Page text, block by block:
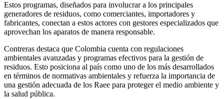
Estos programas, diseñados para involucrar a los principales
generadores de residuos, como comerciantes, importadores y
fabricantes, conectan a estos actores con gestores especializados que
aprovechan los aparatos de manera responsable.
Contreras destaca que Colombia cuenta con regulaciones
ambientales avanzadas y programas efectivos para la gestión de
residuos. Esto posiciona al país como uno de los más desarrollados
en términos de normativas ambientales y refuerza la importancia de
una gestión adecuada de los Raee para proteger el medio ambiente y
la salud pública.